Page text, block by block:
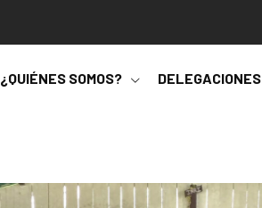
¿QUIÉNES SOMOS? DELEGACIONES